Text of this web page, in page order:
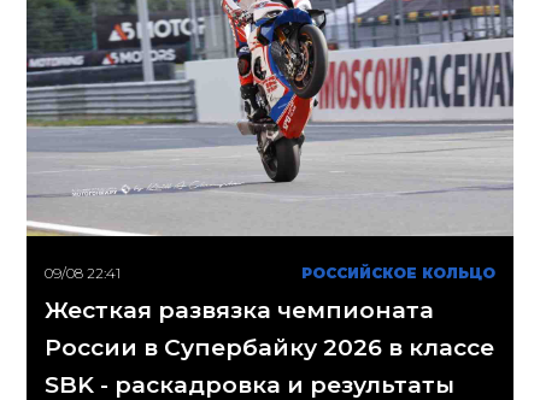
09/08 22:41 РОССИЙСКОЕ КОЛЬЦО
Жесткая развязка чемпионата
России в Супербайку 2026 в классе
SBK - раскадровка и результаты